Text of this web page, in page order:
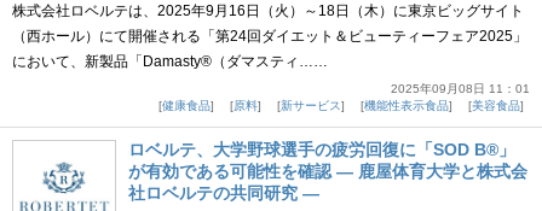
株式会社ロベルテは、2025年9月16日（火）～18日（木）に東京ビッグサイト
（西ホール）にて開催される「第24回ダイエット＆ビューティーフェア2025」
において、新製品「Damasty®（ダマスティ……
2025年09月08日 11：01
健康食品
原料 新サービス 機能性表示食品 美容食品
ロベルテ、大学野球選手の疲労回復に「SOD B®」
が有効である可能性を確認 ― 鹿屋体育大学と株式会
社ロベルテの共同研究 ―